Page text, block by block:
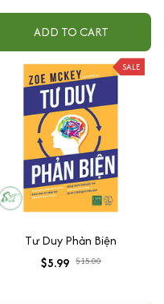
Cho Người Mới Bắt Đầu
ADD TO CART
SALE
Tư Duy Phản Biện
$5.99 $15.00